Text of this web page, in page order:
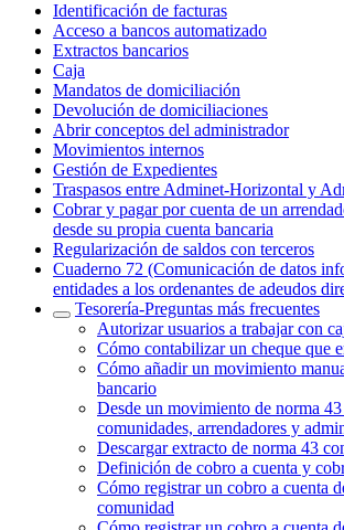
Identificación de facturas
Acceso a bancos automatizado
Extractos bancarios
Caja
Mandatos de domiciliación
Devolución de domiciliaciones
Abrir conceptos del administrador
Movimientos internos
Gestión de Expedientes
Traspasos entre Adminet-Horizontal y
Cobrar y pagar por cuenta de un
desde su propia cuenta bancaria
Regularización de saldos con terceros
Cuaderno 72 (Comunicación de datos
entidades a los ordenantes de adeudos
Tesorería‎-‎Preguntas más frecuentes‎
Autorizar usuarios a trabajar con
Cómo contabilizar un cheque que
Cómo añadir un movimiento
bancario
Desde un movimiento de norma
comunidades, arrendadores y
Descargar extracto de norma 43
Definición de cobro a cuenta y
Cómo registrar un cobro a cuenta
comunidad